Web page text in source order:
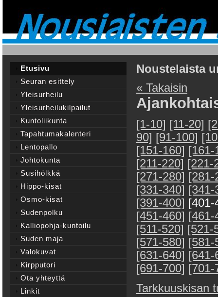
Noustelaista
« Takaisin
[1-10] [11-20]
90] [91-100]
[151-160] [161-
[211-220] [221-
[271-280] [281-
[331-340] [341-
[391-400] [401-
[451-460] [461-
[511-520] [521-
[571-580] [581-
[631-640] [641-
[691-700] [701-
Tarkkuuskisan
Etusivu
Seuran esittely
Yleisurheilu
Yleisurheilukilpailut
Kuntoliikunta
Tapahtumakalenteri
Lentopallo
Johtokunta
Susihölkkä
Hippo-kisat
Osmo-kisat
Sudenpolku
Kalliopohja-kuntoilu
Suden maja
Valokuvat
Kirpputori
Ota yhteyttä
Linkit